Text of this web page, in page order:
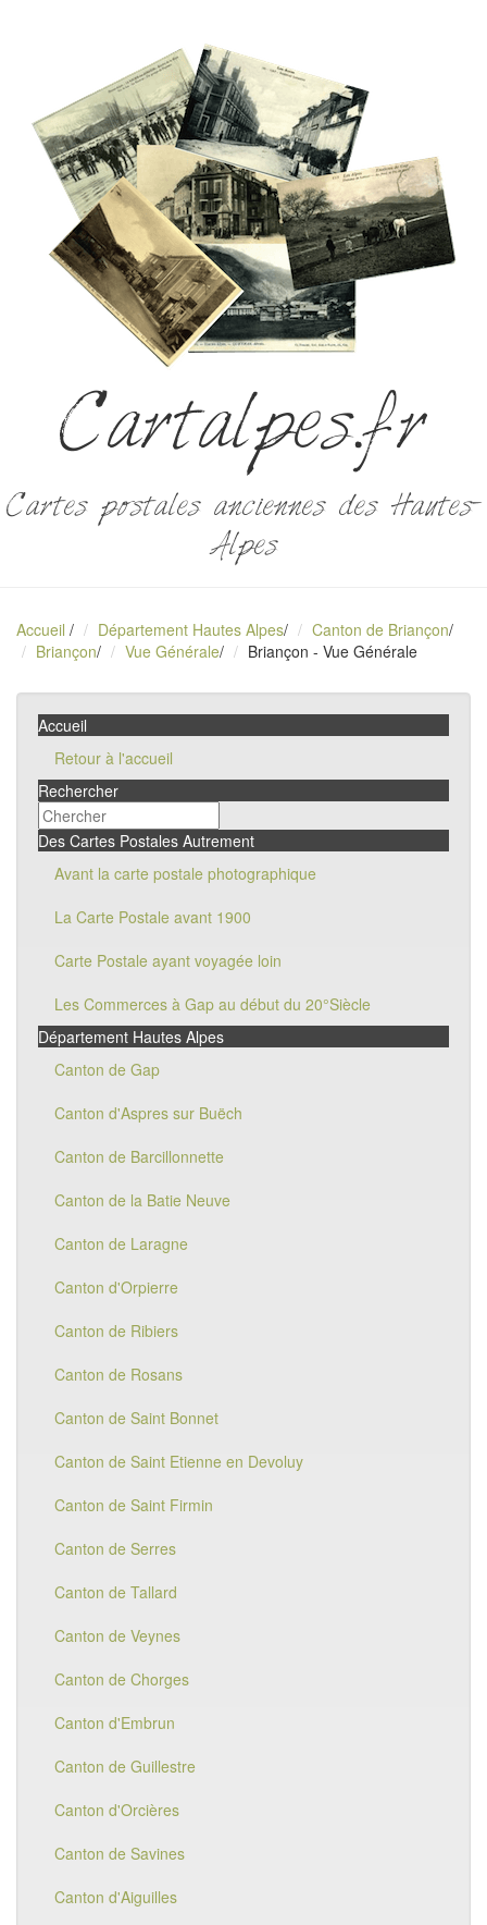
Cartalpes.fr
Cartes postales anciennes des Hautes-
Alpes
Accueil / Département Hautes Alpes/ Canton de Briançon/
Briançon/ Vue Générale/ Briançon - Vue Générale
Accueil
Retour à l'accueil
Rechercher
Des Cartes Postales Autrement
Avant la carte postale photographique
La Carte Postale avant 1900
Carte Postale ayant voyagée loin
Les Commerces à Gap au début du 20°Siècle
Département Hautes Alpes
Canton de Gap
Canton d'Aspres sur Buëch
Canton de Barcillonnette
Canton de la Batie Neuve
Canton de Laragne
Canton d'Orpierre
Canton de Ribiers
Canton de Rosans
Canton de Saint Bonnet
Canton de Saint Etienne en Devoluy
Canton de Saint Firmin
Canton de Serres
Canton de Tallard
Canton de Veynes
Canton de Chorges
Canton d'Embrun
Canton de Guillestre
Canton d'Orcières
Canton de Savines
Canton d'Aiguilles